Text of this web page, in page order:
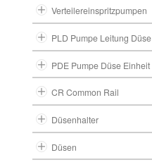
Verteilereinspritzpumpen
PLD Pumpe Leitung Düse
PDE Pumpe Düse Einheit
CR Common Rail
Düsenhalter
Düsen